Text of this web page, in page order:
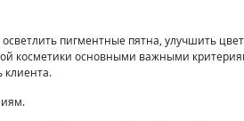
пигментные пятна, улучшить
косметики основными важными
клиента.